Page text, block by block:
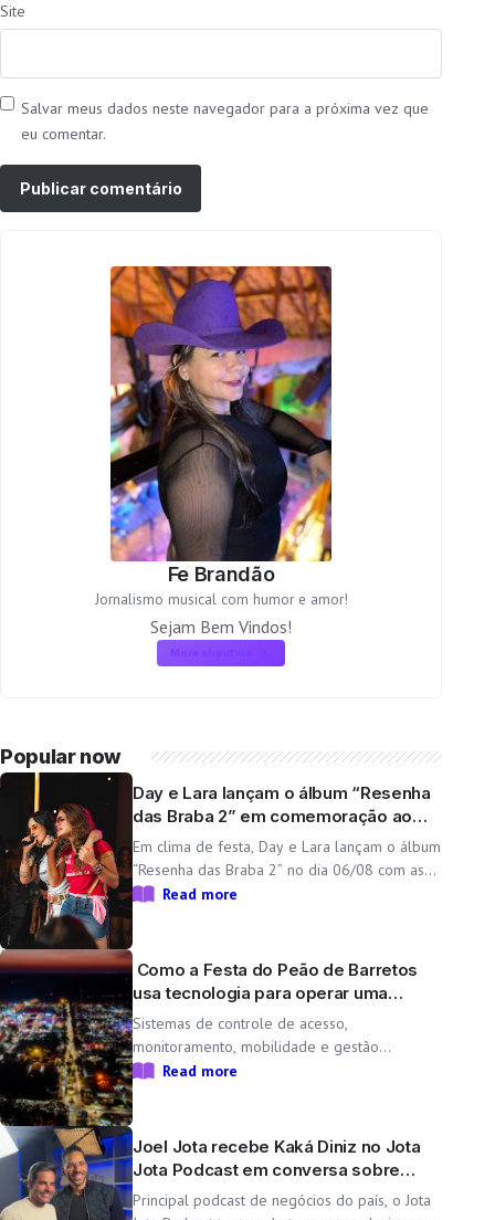
Site
Salvar meus dados neste navegador para a próxima vez que
eu comentar.
Fe Brandão
Jornalismo musical com humor e amor!
Sejam Bem Vindos!
More about me
Popular now
Day e Lara lançam o álbum “Resenha
das Braba 2” em comemoração ao
aniversário da dupla
Em clima de festa, Day e Lara lançam o álbum
“Resenha das Braba 2” no dia 06/08 com as
inéditas “Lado Cachorra” e “Doeu em Mim” O
Read more
Como a Festa do Peão de Barretos
usa tecnologia para operar uma
cidade temporária
Sistemas de controle de acesso,
monitoramento, mobilidade e gestão
operacional ajudam a transformar o Parque
Peão de Barretos Durante 11 dias, o Parque
do Peão […]
Read more
Joel Jota recebe Kaká Diniz no Jota
Jota Podcast em conversa sobre
negócios e família
Principal podcast de negócios do país, o Jota